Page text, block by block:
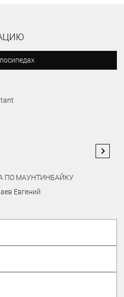
ПО МАУНТИНБАЙКУ
Евгений